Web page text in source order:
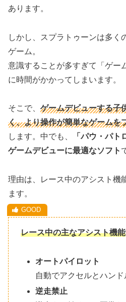
あります。
しかし、スプラトゥーンは多く
ゲーム。
意識することが多すぎて「ゲー
に時間がかかってしまいます。
そこで、 ゲームデビューする子
く、より操作が簡単なゲームを
します。中でも、
「パウ・パト
ゲームデビューに最適なソフト
理由は、レース中のアシスト機
ます。
レース中の主なアシスト機能
オートパイロット
自動でアクセルとハン
逆走禁止